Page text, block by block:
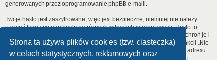
Strona ta używa plików cookies (tzw. ciasteczka)
w celach statystycznych, reklamowych oraz
generowanych przez oprogramowanie phpBB e-maili.
Twoje hasło jest zaszyfrowane, więc jest bezpieczne, niemniej nie należy
używać tego samego hasła na różnych witrynach internetowych. Hasło to
umożliwia dostęp do twojego konta na „Forum Dinozaury.com”, więc chroń je i
w żadnym wypadku nie podawajnikomu. Jeśli je zapomnisz, użyj funkcji „Nie
pamiętam hasła”. Witryna poprosi cię o podanie nazwy użytkownika i adresu
e-mail. Po podaniu tych danych zostanie wygenerowane nowe hasło i